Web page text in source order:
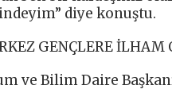
diye konuştu.
GENÇLERE İLHAM
ve Bilim Daire